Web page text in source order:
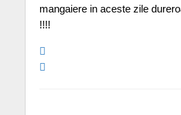
mangaiere in aceste zile
!!!!